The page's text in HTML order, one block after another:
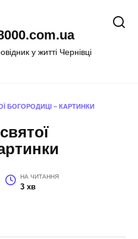
у житті Чернівці
БОГОРОДИЦІ – КАРТИНКИ
НА ЧИТАННЯ
3 хв